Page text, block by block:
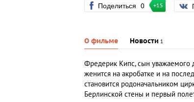
Поделиться 0 +15
О фильме Новости 1
Фредерик Кипс, сын уважаемого
женится на акробатке и на
становится родоначальником
Берлинской стены и первый